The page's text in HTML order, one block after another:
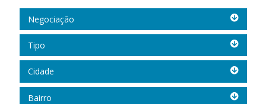
Negociação
Tipo
Cidade
Cidade
Bairro